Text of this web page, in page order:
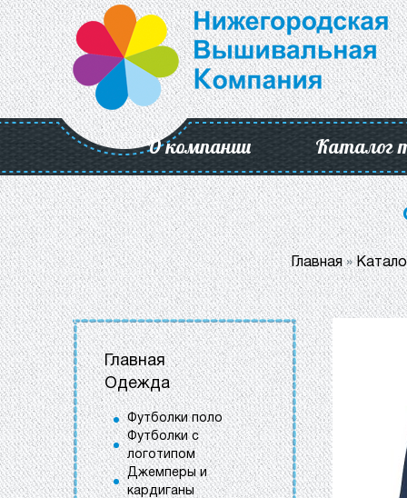
О компании Каталог
Главная»
Главная
Одежда
Футболки поло
Футболки с
логотипом
Джемперы и
кардиганы